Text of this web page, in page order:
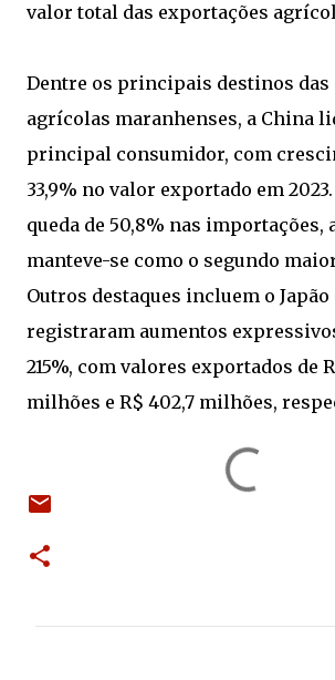
valor total das exportações
Dentre os principais destinos das
agrícolas maranhenses, a China
principal consumidor, com
33,9% no valor exportado em
queda de 50,8% nas importações,
manteve-se como o segundo
Outros destaques incluem o Japão
registraram aumentos
215%, com valores exportados de
milhões e R$ 402,7 milhões,